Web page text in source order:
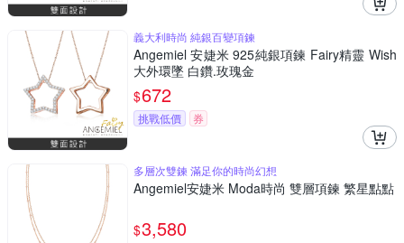
義大利時尚 純銀百變項鍊
Angemiel 安婕米 925純銀項鍊 Fairy精靈 Wish
大外環墜 白鑽.玫瑰金
$672
挑戰低價 券
多層次雙鍊 滿足你的時尚幻想
Angemiel安婕米 Moda時尚 雙層項鍊 繁星點點
$3,580